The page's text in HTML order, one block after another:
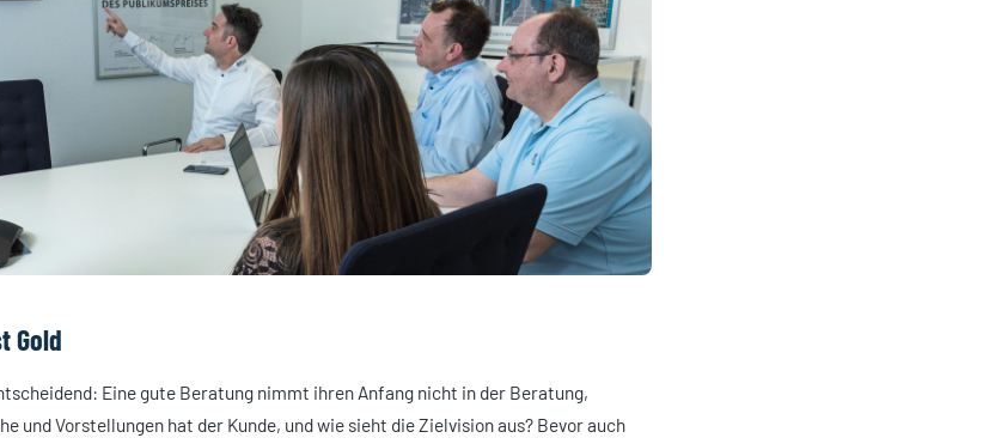
Gold
Eine gute Beratung nimmt ihren Anfang nicht in der Beratung,
und Vorstellungen hat der Kunde, und wie sieht die Zielvision aus? Bevor auch